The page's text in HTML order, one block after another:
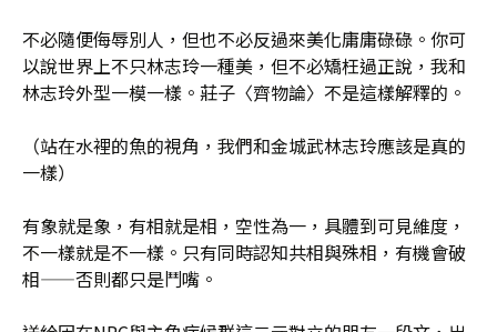
不必隨便侮辱別人，但也不必反過來美化庸庸碌碌。你可
以說世界上不只林志玲一種美，但不必矯枉過正說，我和
林志玲外型一模一樣。莊子〈齊物論〉不是這樣解釋的。
（站在水裡的魚的視角，我們和金城武林志玲應該是真的
一樣）
有象就是象，有相就是相，空性為一，具體到可見維度，
不一樣就是不一樣。只有同時認知共相與殊相，有機會破
相——否則都只是鬥嘴。